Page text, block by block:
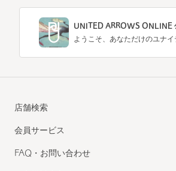
UNITED ARROWS ONLINE
ようこそ、あなただけのユナ
店舗検索
会員サービス
FAQ・お問い合わせ